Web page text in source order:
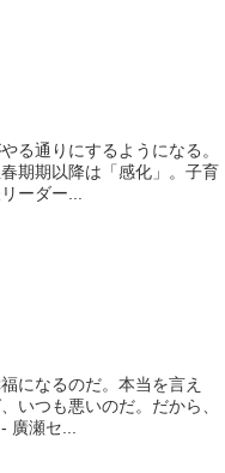
る通りにするようになる。
期期以降は「感化」。子育
ーダー...
になるのだ。本当を言え
いつも悪いのだ。だから、
廣瀬セ...